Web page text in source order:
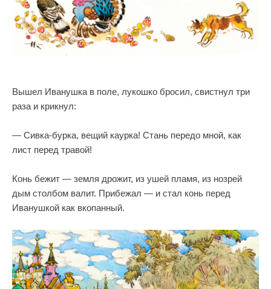
Вышел Иванушка в поле, лукошко бросил, свистнул три
раза и крикнул:
— Сивка-бурка, вещий каурка! Стань передо мной, как
лист перед травой!
Конь бежит — земля дрожит, из ушей пламя, из нозрей
дым столбом валит. Прибежал — и стал конь перед
Иванушкой как вкопанный.